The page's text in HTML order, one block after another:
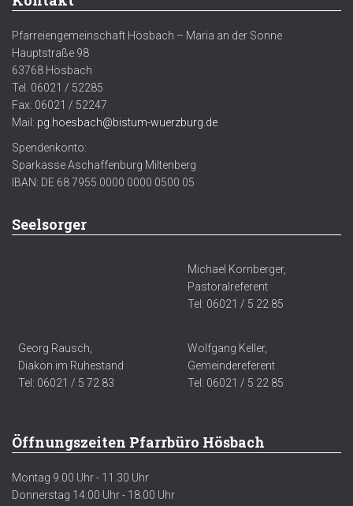
Pfarreiengemeinschaft Hösbach – Maria an der Sonne
Hauptstraße 98
63768 Hösbach
Tel. 06021 / 52285
Fax: 06021 / 52247
Mail: pg.hoesbach@bistum-wuerzburg.de
Spendenkonto:
Sparkasse Aschaffenburg Miltenberg
IBAN: DE 68 7955 0000 0000 0500 05
Seelsorger
Michael Kornberger,
Pastoralreferent
Tel: 06021 / 5 22 85
Georg Rausch,
Diakon im Ruhestand
Tel: 06021 / 5 72 83
Wolfgang Keller,
Gemeindereferent
Tel: 06021 / 5 22 85
Öffnungszeiten Pfarrbüro Hösbach
Montag 9.00 Uhr - 11.30 Uhr
Donnerstag 14:00 Uhr - 18.00 Uhr